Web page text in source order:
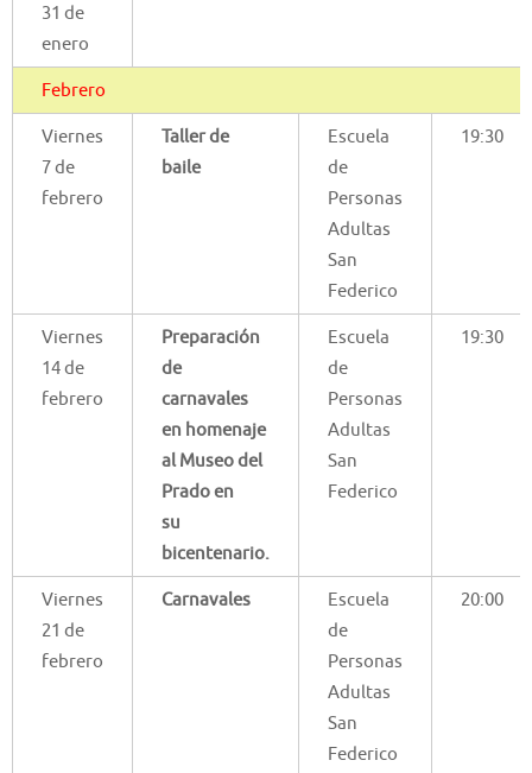
31 de
enero
Febrero
Viernes
7 de
febrero
Taller de
baile
Escuela
de
Personas
Adultas
San
Federico
19:30
Viernes
14 de
febrero
Preparación
de
carnavales
en homenaje
al Museo del
Prado en
su
bicentenario.
Escuela
de
Personas
Adultas
San
Federico
19:30
Viernes
21 de
febrero
Carnavales
Escuela
de
Personas
Adultas
San
Federico
20:00